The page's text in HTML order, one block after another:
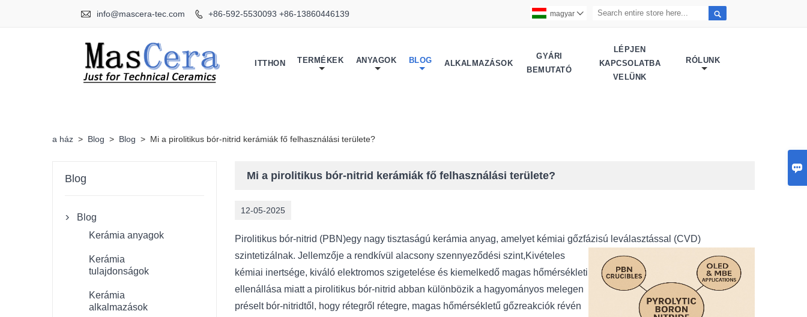

 info@mascera-tec.com  +86-592-5530093 +86-13860446139 
magyar 
ITTHON TERMÉKEK ANYAGOK BLOG ALKALMAZÁSOK
GYÁRI
BEMUTATÓ
LÉPJEN
KAPCSOLATBA
VELÜNK
RÓLUNK
a ház > Blog > Blog > Mi a pirolitikus bór-nitrid kerámiák fő felhasználási területe?
Mi a pirolitikus bór-nitrid kerámiák fő felhasználási területe?
12-05-2025
Pirolitikus bór-nitrid (PBN)egy nagy tisztaságú kerámia anyag, amelyet kémiai gőzfázisú leválasztással (CVD)
szintetizálnak. Jellemzője a rendkívül alacsony szennyeződési szint,Kivételes
kémiai inertsége, kiváló elektromos szigetelése és kiemelkedő magas hőmérsékleti
ellenállása miatt a pirolitikus bór-nitrid abban különbözik a hagyományos melegen
préselt bór-nitridtől, hogy rétegről rétegre, magas hőmérsékletű gőzreakciók révén
Blog

Blog
Kerámia anyagok
Kerámia
tulajdonságok
Kerámia
alkalmazások